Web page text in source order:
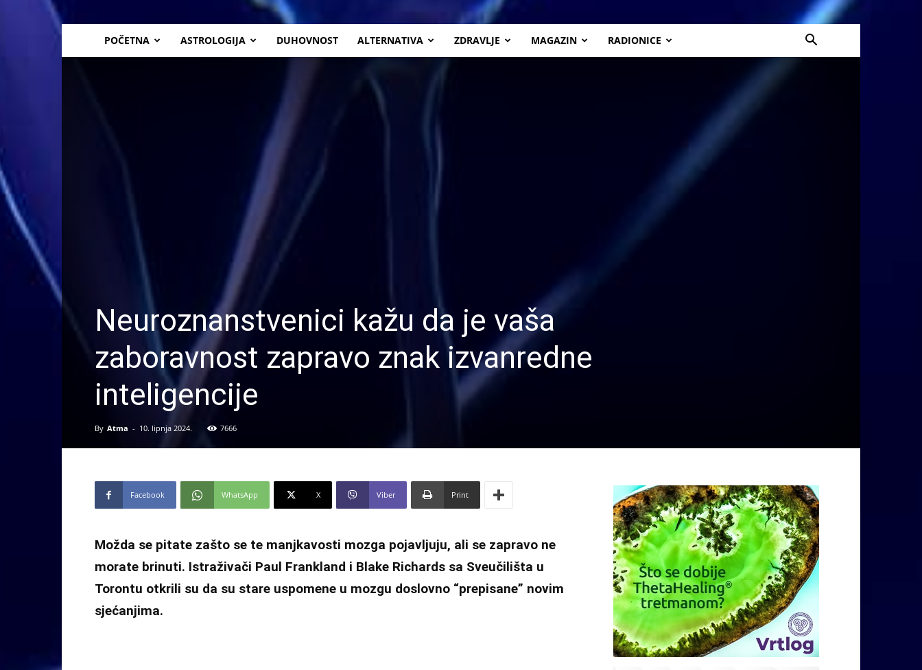
POČETNA ASTROLOGIJA DUHOVNOST ALTERNATIVA ZDRAVLJE MAGAZIN RADIONICE
Neuroznanstvenici kažu da je vaša
zaboravnost zapravo znak izvanredne
inteligencije
By Atma - 10. lipnja 2024. 7666
Facebook WhatsApp X Viber Print
Možda se pitate zašto se te manjkavosti mozga pojavljuju, ali se zapravo ne
morate brinuti. Istraživači Paul Frankland i Blake Richards sa Sveučilišta u
Torontu otkrili su da su stare uspomene u mozgu doslovno “prepisane” novim
sjećanjima.